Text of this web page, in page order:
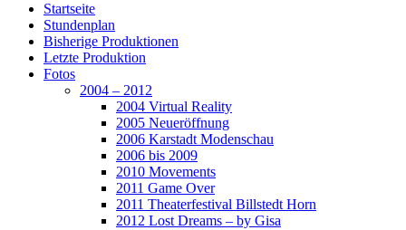
Startseite
Stundenplan
Bisherige Produktionen
Letzte Produktion
Fotos
2004 – 2012
2004 Virtual Reality
2005 Neueröffnung
2006 Karstadt Modenschau
2006 bis 2009
2010 Movements
2011 Game Over
2011 Theaterfestival Billstedt Horn
2012 Lost Dreams – by Gisa